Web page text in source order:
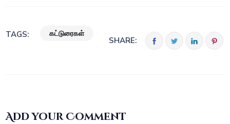
TAGS: கட்டுரைகள்
SHARE:
Add your Comment